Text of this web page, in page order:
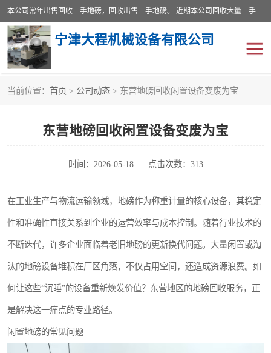
本公司常年出售回收二手地磅，回收出售二手地磅。 近期本公司回收大量二手地磅，型号齐全，宽度从2米到3.5米，长度5米到25米，承重吨位从10到200吨，成色7—9成新。 ? 使用年限6个月至2年，产品来源于个人闲置品，工矿企业停用品，因小换大而来。 精准度和新的一样， 二手地磅是内行人的选择，打个电话就省钱朋友您好等什么
宁津大程机械设备有限公司
当前位置： 首页 > 公司动态 > 东营地磅回收闲置设备变废为宝
东营地磅回收闲置设备变废为宝
时间：2026-05-18 点击次数：313
在工业生产与物流运输领域，地磅作为称重计量的核心设备，其稳定
性和准确性直接关系到企业的运营效率与成本控制。随着行业技术的
不断迭代，许多企业面临着老旧地磅的更新换代问题。大量闲置或淘
汰的地磅设备堆积在厂区角落，不仅占用空间，还造成资源浪费。如
何让这些“沉睡”的设备重新焕发价值？东营地区的地磅回收服务，正
是解决这一痛点的专业路径。
闲置地磅的常见问题
地磅传感器 废纸打包机
食品烘干机
装载机电子秤 输送机
半自动输送机 全自动输送机
撕碎机 木材撕碎机
塑料撕碎机